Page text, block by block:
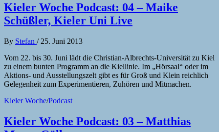
Kieler Woche Podcast: 04 – Maike
Schüßler, Kieler Uni Live
By Stefan / 25. Juni 2013
Vom 22. bis 30. Juni lädt die Christian-Albrechts-Universität zu Kiel
zu einem bunten Programm an die Kiellinie. Im „Hörsaal“ oder im
Aktions- und Ausstellungszelt gibt es für Groß und Klein reichlich
Gelegenheit zum Experimentieren, Zuhören und Mitmachen.
Kieler Woche/Podcast
Kieler Woche Podcast: 03 – Matthias